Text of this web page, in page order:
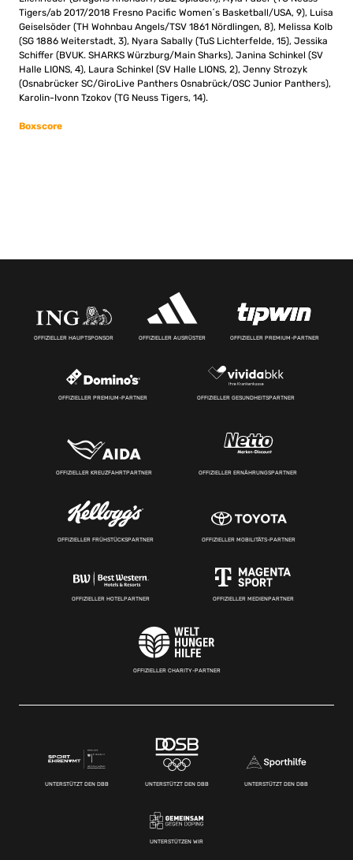
Tigers/ab 2017/2018 Fresno Pacific Women´s Basketball/USA, 9), Luisa
Geiselsöder (TH Wohnbau Angels/TSV 1861 Nördlingen, 8), Melissa Kolb
(SG 1886 Weiterstadt, 3), Nyara Sabally (TuS Lichterfelde, 15), Jessika
Schiffer (BVUK. SHARKS Würzburg/Main Sharks), Janina Schinkel (SV
Halle LIONS, 4), Laura Schinkel (SV Halle LIONS, 2), Jenny Strozyk
(Osnabrücker SC/GiroLive Panthers Osnabrück/OSC Junior Panthers),
Karolin-Ivonn Tzokov (TG Neuss Tigers, 14).
Boxscore
OFFIZIELLER HAUPTSPONSOR OFFIZIELLER AUSRÜSTER OFFIZIELLER PREMIUM-PARTNER
OFFIZIELLER PREMIUM-PARTNER OFFIZIELLER GESUNDHEITSPARTNER
OFFIZIELLER KREUZFAHRTPARTNER OFFIZIELLER ERNÄHRUNGSPARTNER
OFFIZIELLER FRÜHSTÜCKSPARTNER OFFIZIELLER MOBILITÄTS-PARTNER
OFFIZIELLER HOTELPARTNER OFFIZIELLER MEDIENPARTNER
OFFIZIELLER CHARITY-PARTNER
UNTERSTÜTZT DEN DBB UNTERSTÜTZT DEN DBB UNTERSTÜTZT DEN DBB
UNTERSTÜTZEN WIR